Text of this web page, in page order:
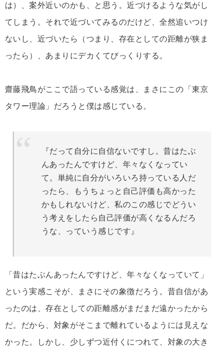
は）、案外近いのかも、と思う。近づけるような気がし
てしまう。それで近づいてみるのだけど、全然追いつけ
ないし、近づいたら（つまり、存在としての距離が狭ま
ったら）、あまりにデカくてびっくりする。
齋藤飛鳥がここで語っている感覚は、まさにこの「東京
タワー理論」だろうと僕は感じている。
『だって自分に自信ないですし。昔はたぶ
んあったんですけど、年々なくなってい
て。単純に自分がいろいろ持っている人だ
ったら、もうちょっと自己評価も高かった
かもしれないけど、私のこの感じでどうい
う考えをしたら自己評価が高くなるんだろ
うな、っていう感じです』
「昔はたぶんあったんですけど、年々なくなっていて」
という実感こそが、まさにその象徴だろう。昔自信があ
ったのは、存在としての距離感がまだまだ遠かったから
だ。だから、対象がそこまで離れているようには見えな
かった。しかし、少しずつ近付くにつれて、対象の大き